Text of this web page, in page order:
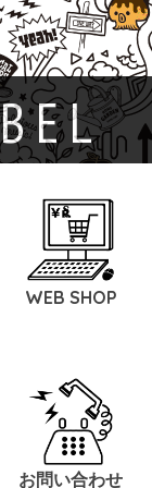
WEB SHOP
お問い合わせ